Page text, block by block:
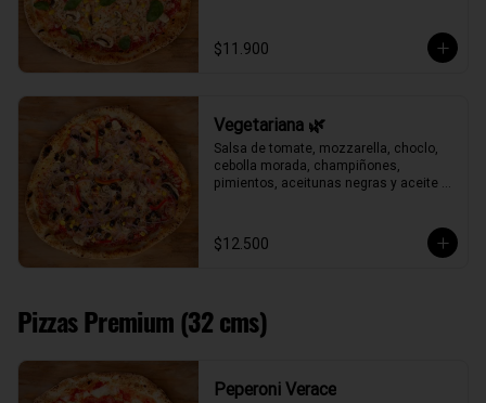
$11.900
Vegetariana 🌿
Salsa de tomate, mozzarella, choclo,
cebolla morada, champiñones,
pimientos, aceitunas negras y aceite
$12.500
Pizzas Premium (32 cms)
Peperoni Verace